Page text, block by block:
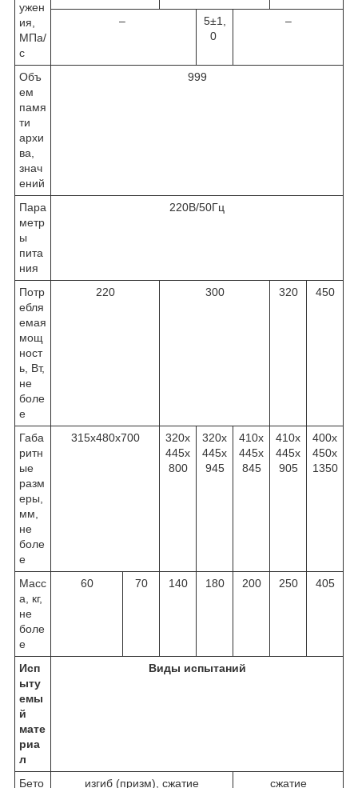
ужен
ия,
МПа/
с
–
5±1,
0
–
Объ
ем
памя
ти
архи
ва,
знач
ений
999
Пара
метр
ы
пита
ния
220В/50Гц
Потр
ебля
емая
мощ
ност
ь, Вт,
не
боле
е
220 300 320 450
Габа
ритн
ые
разм
еры,
мм,
не
боле
е
315х480х700
320х
445х
800
320х
445х
945
410х
445х
845
410х
445х
905
400х
450х
1350
Масс
а, кг,
не
боле
е
60 70 140 180 200 250 405
Исп
ыту
емы
й
мате
риа
л
Виды испытаний
Бето изгиб (призм), сжатие сжатие